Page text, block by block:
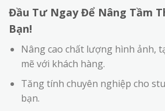
Đầu Tư Ngay Để Nâng Tầm
Bạn!
Nâng cao chất lượng hình ảnh,
mẽ với khách hàng.
Tăng tính chuyên nghiệp cho
bạn.